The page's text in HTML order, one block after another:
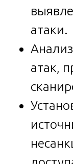
атаки.
атак,